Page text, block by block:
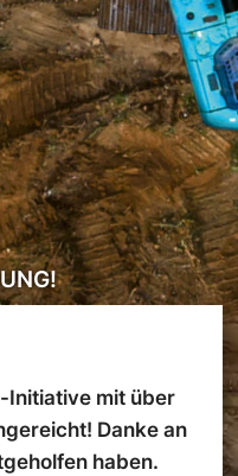
Initiative mit über
Danke an
haben.